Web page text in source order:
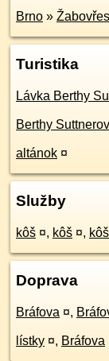
Brno »
Turistika
Lávka Berthy
Berthy
altánok ¤
Služby
kôš ¤, kôš ¤, kôš
Doprava
Bráfova ¤,
lístky ¤, Bráfova